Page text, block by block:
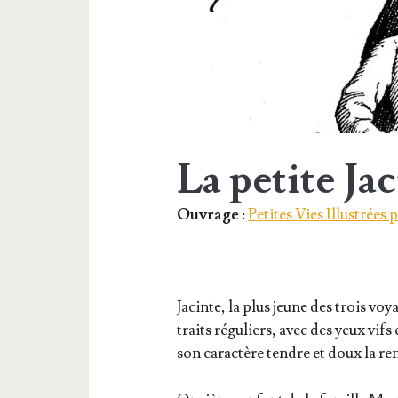
La petite
Ouvrage :Petites Vies Illustrées
Jacinte, la plus jeune des trois
traits régu­liers, avec des yeux
son carac­tère tendre et doux la